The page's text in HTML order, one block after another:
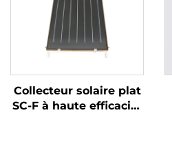
Collecteur solaire plat
SC-F à haute efficacité